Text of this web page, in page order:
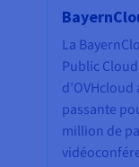
La
Public
passante
million de